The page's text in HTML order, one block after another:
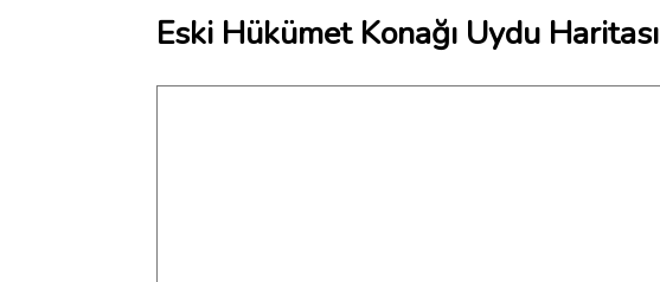
Eski Hükümet Konağı Uydu Haritası